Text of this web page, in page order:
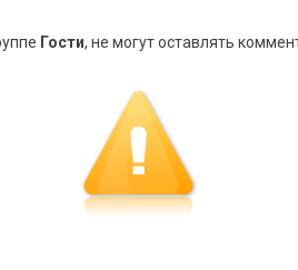
Гости, не могут оставлять